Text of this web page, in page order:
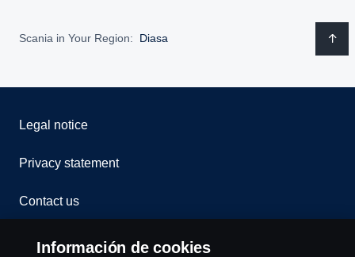
Scania in Your Region: Diasa
Legal notice
Privacy statement
Contact us
Whistleblowing
Información de cookies